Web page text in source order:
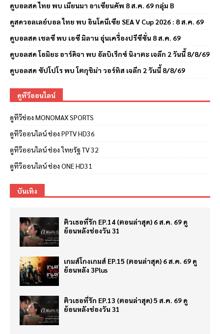
ดูบอลสด ไทย พบ เมียนมา อาเซียนคัพ 8 ส.ค. 69 กลุ่ม B
ดูสดวอลเลย์บอล ไทย พบ อินโดนีเซีย SEA V Cup 2026 : 8 ส.ค. 69
ดูบอลสด เชลซี พบ เอซี มิลาน อุ่นเครื่องปรีซีซั่น 8 ส.ค. 69
ดูบอลสด โอมิยะ อาร์ดิจา พบ อัลบิเร็กซ์ นิงาตะ เจลีก 2 วันนี้ 8/8/69
ดูบอลสด ซัปโปโร พบ โตกุชิม่า วอร์ทิส เจลีก 2 วันนี้ 8/8/69
ดูทีวีออนไลน์
ดูทีวีช่อง MONOMAX SPORTS
ดูทีวีออนไลน์ ช่อง PPTV HD36
ดูทีวีออนไลน์ ช่อง ไทยรัฐ TV 32
ดูทีวีออนไลน์ ช่อง ONE HD31
บันเทิง
ติวเธอที่รัก EP.14 (ตอนล่าสุด) 6 ส.ค. 69 ดู
ย้อนหลังช่องวัน 31
เกมส์โกงเกมส์ EP.15 (ตอนล่าสุด) 6 ส.ค. 69 ดู
ย้อนหลัง 3Plus
ติวเธอที่รัก EP.13 (ตอนล่าสุด) 5 ส.ค. 69 ดู
ย้อนหลังช่องวัน 31